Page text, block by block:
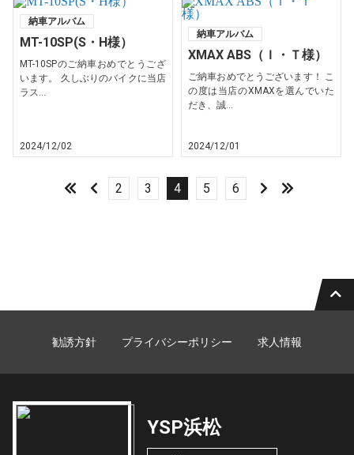
納車アルバム
MT-10SP(S・H様）
MT-10SPのご納車おめでとうござ
います。 久しぶりのバイクに当店
ラス...
2024/12/02
納車アルバム
XMAX ABS（Ｉ・Ｔ様）
ご納車おめでとうございます！ こ
の度は当店のXMAXを選んでいた
だき、誠...
2024/12/01
2 3 4 5 6
勧誘方針 プライバシーポリシー 求人情報
YSP浜松